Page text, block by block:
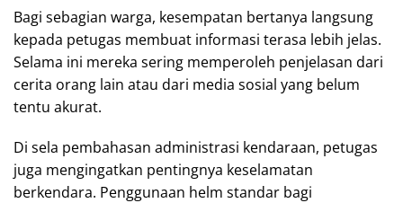
Bagi sebagian warga, kesempatan bertanya langsung
kepada petugas membuat informasi terasa lebih jelas.
Selama ini mereka sering memperoleh penjelasan dari
cerita orang lain atau dari media sosial yang belum
tentu akurat.
Di sela pembahasan administrasi kendaraan, petugas
juga mengingatkan pentingnya keselamatan
berkendara. Penggunaan helm standar bagi